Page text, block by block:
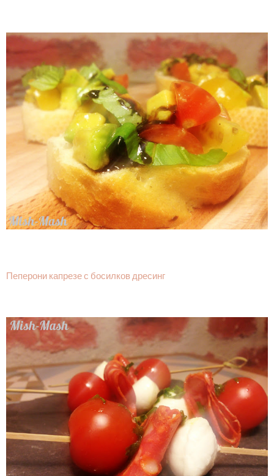
Пеперони капрезе с босилков дресинг